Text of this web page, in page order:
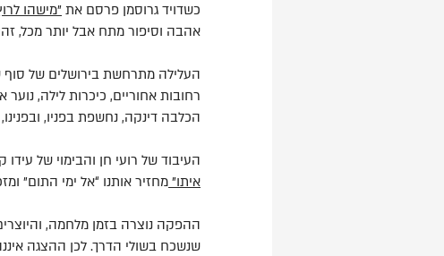
כשדויד גרוסמן פרסם את "מישהו
אהבה וסיפור מתח אבל יותר מכל,
רחובות אחוריים, כיכרות לילה,
הכלבה דינקה, נחשפת בפניו,
העיבוד של רועי חן והבימוי של
איתו"מחזיר אותנו “אל ימי התום”
ההפקה נוצרה בזמן מלחמה,
שנשכח בשולי הדרך. לכן ההצגה